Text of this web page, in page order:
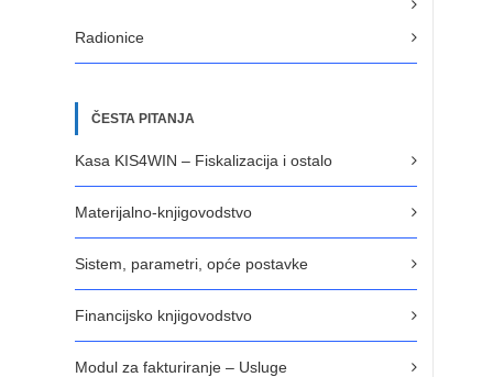
Radionice
ČESTA PITANJA
Kasa KIS4WIN – Fiskalizacija i ostalo
Materijalno-knjigovodstvo
Sistem, parametri, opće postavke
Financijsko knjigovodstvo
Modul za fakturiranje – Usluge